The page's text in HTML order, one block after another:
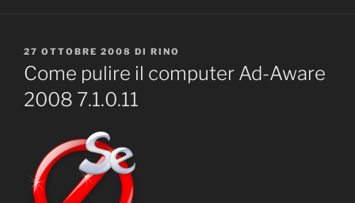
PUBBLICATO
IL
27 OTTOBRE 2008 DI RINO
Come pulire il computer Ad-Aware
2008 7.1.0.11